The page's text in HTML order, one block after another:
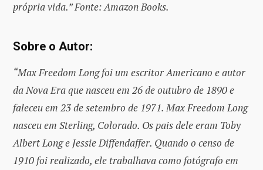
própria vida.” Fonte: Amazon Books.
Sobre o Autor:
“Max Freedom Long foi um escritor Americano e autor
da Nova Era que nasceu em 26 de outubro de 1890 e
faleceu em 23 de setembro de 1971. Max Freedom Long
nasceu em Sterling, Colorado. Os pais dele eram Toby
Albert Long e Jessie Diffendaffer. Quando o censo de
1910 foi realizado, ele trabalhava como fotógrafo em